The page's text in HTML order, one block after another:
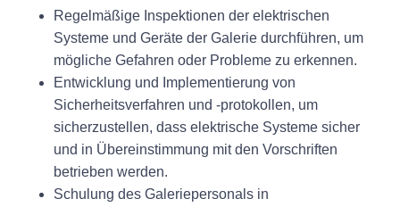
Regelmäßige Inspektionen der elektrischen
Systeme und Geräte der Galerie durchführen, um
mögliche Gefahren oder Probleme zu erkennen.
Entwicklung und Implementierung von
Sicherheitsverfahren und -protokollen, um
sicherzustellen, dass elektrische Systeme sicher
und in Übereinstimmung mit den Vorschriften
betrieben werden.
Schulung des Galeriepersonals in